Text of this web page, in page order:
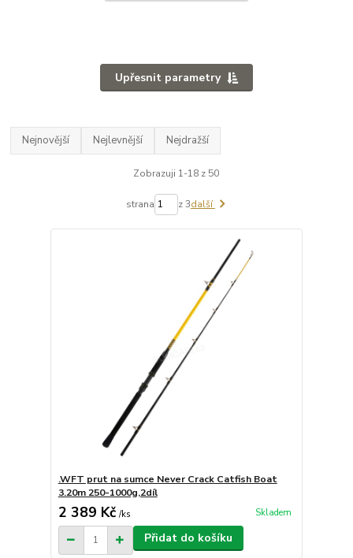
Upřesnit parametry
Nejnovější Nejlevnější Nejdražší
Zobrazuji 1-18 z 50
strana z 3další
.WFT prut na sumce Never Crack Catfish Boat
3.20m 250-1000g,2díl
2 389 Kč /ks Skladem
Přidat do košíku